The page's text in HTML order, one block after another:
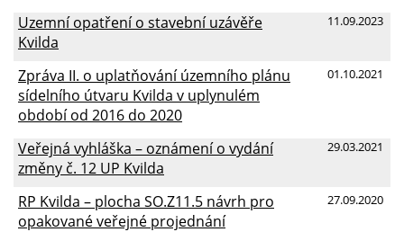
11.09.2023
Uzemní opatření o stavební uzávěře
Kvilda
01.10.2021
Zpráva II. o uplatňování územního plánu
sídelního útvaru Kvilda v uplynulém
období od 2016 do 2020
29.03.2021
Veřejná vyhláška – oznámení o vydání
změny č. 12 UP Kvilda
27.09.2020
RP Kvilda – plocha SO.Z11.5 návrh pro
opakované veřejné projednání